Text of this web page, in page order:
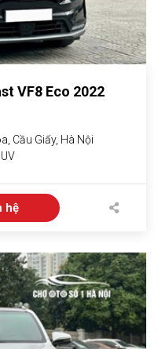
VF8 Eco 2022
Cầu Giấy, Hà Nội
hệ